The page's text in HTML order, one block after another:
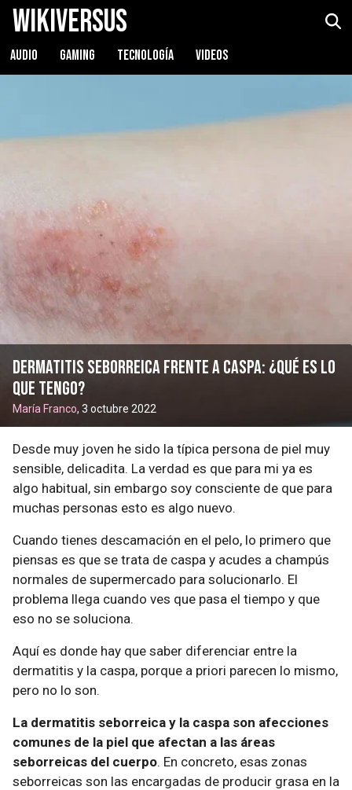
WikiVersus
AUDIO GAMING TECNOLOGÍA VIDEOS
Dermatitis seborreica frente a caspa: ¿qué es lo
que tengo?
María Franco, 3 octubre 2022
Desde muy joven he sido la típica persona de piel muy
sensible, delicadita. La verdad es que para mi ya es
algo habitual, sin embargo soy consciente de que para
muchas personas esto es algo nuevo.
Cuando tienes descamación en el pelo, lo primero que
piensas es que se trata de caspa y acudes a champús
normales de supermercado para solucionarlo. El
problema llega cuando ves que pasa el tiempo y que
eso no se soluciona.
Aquí es donde hay que saber diferenciar entre la
dermatitis y la caspa, porque a priori parecen lo mismo,
pero no lo son.
La dermatitis seborreica y la caspa son afecciones
comunes de la piel que afectan a las áreas
seborreicas del cuerpo. En concreto, esas zonas
seborreicas son las encargadas de producir grasa en la